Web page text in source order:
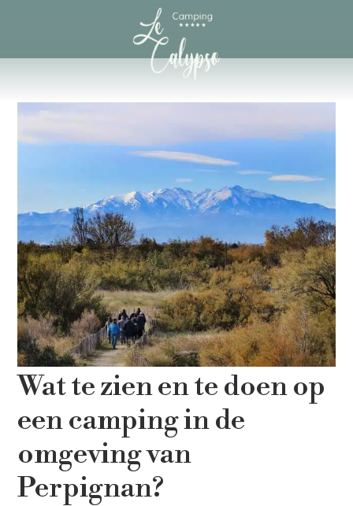
Wat te zien en te doen op
een camping in de
omgeving van
Perpignan?